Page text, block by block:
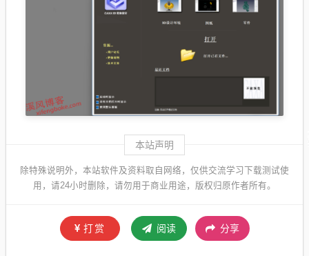
本站声明
除特殊说明外，本站软件及资料取自网络，仅供交流学习下载测试使
用，请24小时删除，请勿用于商业用途，版权归原作者所有。
打赏 阅读 分享